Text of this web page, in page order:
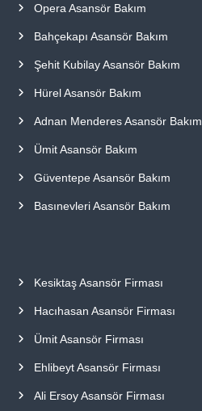
Opera Asansör Bakım
Bahçekapı Asansör Bakım
Şehit Kubilay Asansör Bakım
Hürel Asansör Bakım
Adnan Menderes Asansör Bakım
Ümit Asansör Bakım
Güventepe Asansör Bakım
Basınevleri Asansör Bakım
Kesiktaş Asansör Firması
Hacıhasan Asansör Firması
Ümit Asansör Firması
Ehlibeyt Asansör Firması
Ali Ersoy Asansör Firması